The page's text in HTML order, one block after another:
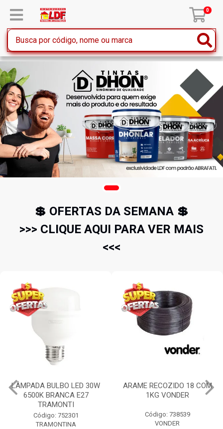
0
💲 OFERTAS DA SEMANA 💲
>>> CLIQUE AQUI PARA VER MAIS
<<<
LÂMPADA BULBO LED 30W
6500K BRANCA E27
TRAMONTI
Código: 752301
TRAMONTINA
ARAME RECOZIDO 18 COM
1KG VONDER
Código: 738539
VONDER